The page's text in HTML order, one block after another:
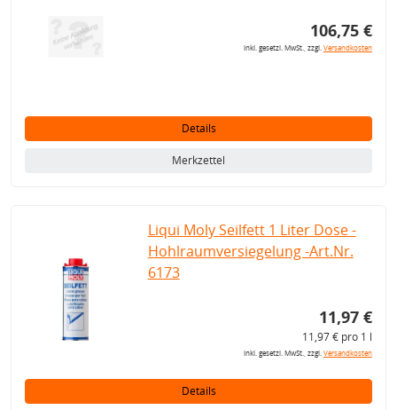
106,75 €
inkl. gesetzl. MwSt., zzgl.Versandkosten
Details
Merkzettel
Liqui Moly Seilfett 1 Liter Dose -
Hohlraumversiegelung -Art.Nr.
6173
11,97 €
11,97 € pro 1 l
inkl. gesetzl. MwSt., zzgl.Versandkosten
Details